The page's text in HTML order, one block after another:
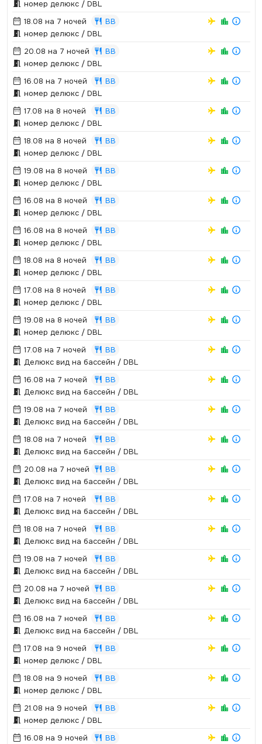
номер делюкс / DBL
18.08 на 7 ночей
BB
номер делюкс / DBL
20.08 на 7 ночей
BB
номер делюкс / DBL
16.08 на 7 ночей
BB
номер делюкс / DBL
17.08 на 8 ночей
BB
номер делюкс / DBL
18.08 на 8 ночей
BB
номер делюкс / DBL
19.08 на 8 ночей
BB
номер делюкс / DBL
16.08 на 8 ночей
BB
номер делюкс / DBL
16.08 на 8 ночей
BB
номер делюкс / DBL
18.08 на 8 ночей
BB
номер делюкс / DBL
17.08 на 8 ночей
BB
номер делюкс / DBL
19.08 на 8 ночей
BB
номер делюкс / DBL
17.08 на 7 ночей
BB
Делюкс вид на бассейн / DBL
16.08 на 7 ночей
BB
Делюкс вид на бассейн / DBL
19.08 на 7 ночей
BB
Делюкс вид на бассейн / DBL
18.08 на 7 ночей
BB
Делюкс вид на бассейн / DBL
20.08 на 7 ночей
BB
Делюкс вид на бассейн / DBL
17.08 на 7 ночей
BB
Делюкс вид на бассейн / DBL
18.08 на 7 ночей
BB
Делюкс вид на бассейн / DBL
19.08 на 7 ночей
BB
Делюкс вид на бассейн / DBL
20.08 на 7 ночей
BB
Делюкс вид на бассейн / DBL
16.08 на 7 ночей
BB
Делюкс вид на бассейн / DBL
17.08 на 9 ночей
BB
номер делюкс / DBL
18.08 на 9 ночей
BB
номер делюкс / DBL
21.08 на 9 ночей
BB
номер делюкс / DBL
16.08 на 9 ночей
BB